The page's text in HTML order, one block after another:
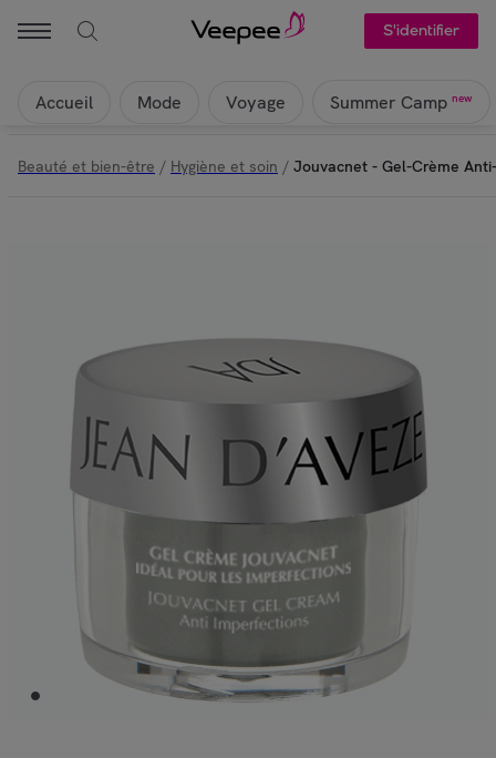
S'identifier
Accueil Mode Voyage Summer Camp new
Beauté et bien-être / Hygiène et soin / Jouvacnet - Gel-Crème